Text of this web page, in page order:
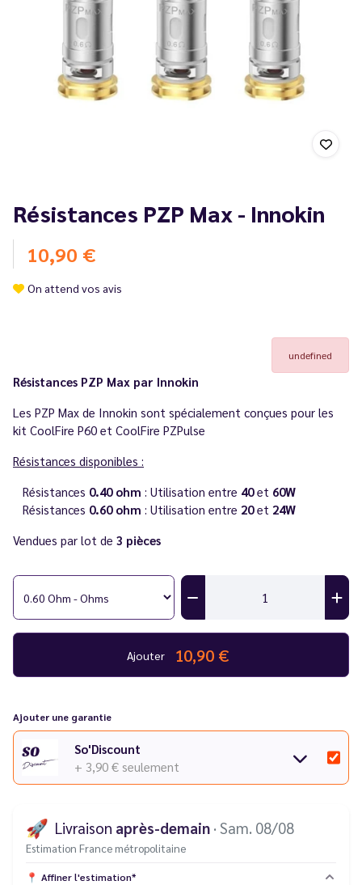
Résistances PZP Max - Innokin
10,90 €
On attend vos avis
undefined
Résistances PZP Max par Innokin
Les PZP Max de Innokin sont spécialement conçues pour les
kit CoolFire P60 et CoolFire PZPulse
Résistances disponibles :
Résistances 0.40 ohm : Utilisation entre 40et 60W
Résistances 0.60 ohm : Utilisation entre 20et 24W
Vendues par lot de 3 pièces
Ajouter 10,90 €
Ajouter une garantie
So'Discount
+ 3,90 € seulement
🚀 Livraison après-demain · Sam. 08/08
Estimation France métropolitaine
📍 Affiner l'estimation*